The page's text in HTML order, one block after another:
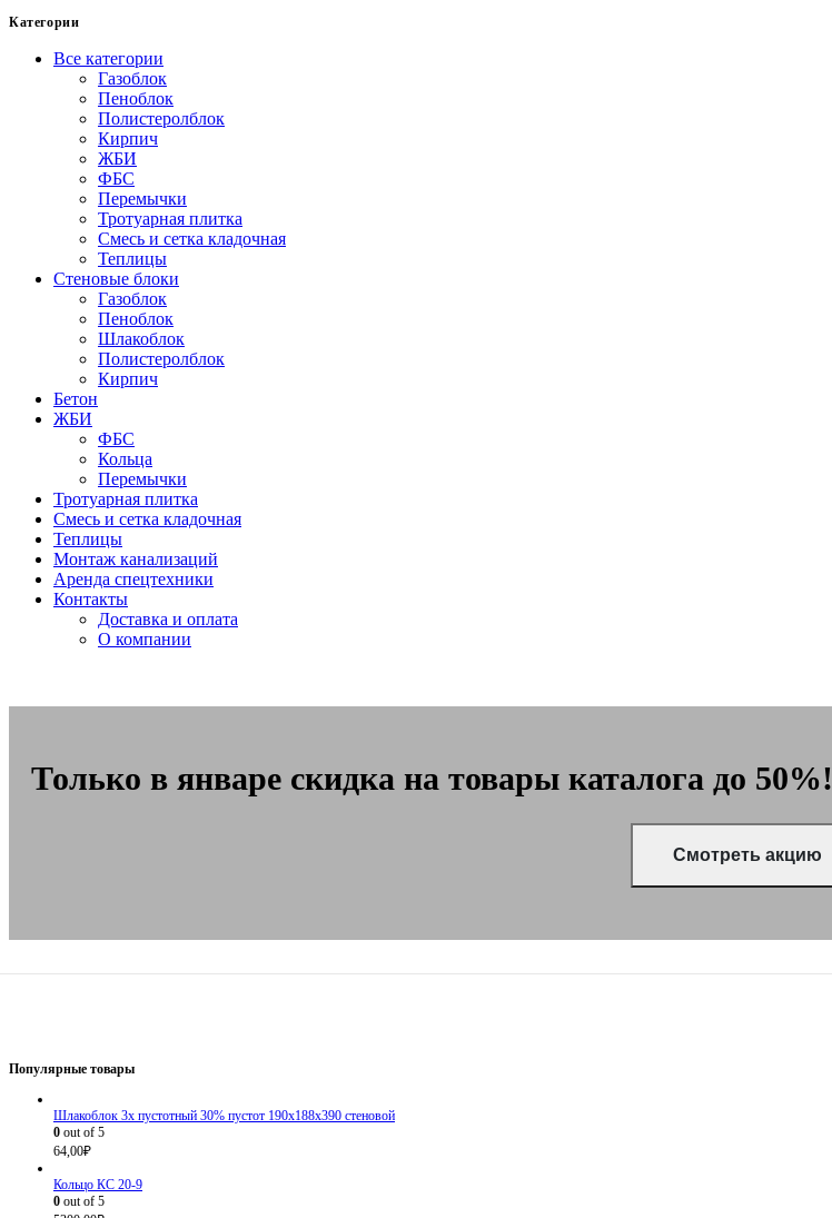
Категории
Все категории
Газоблок
Пеноблок
Полистеролблок
Кирпич
ЖБИ
ФБС
Перемычки
Тротуарная плитка
Смесь и сетка кладочная
Теплицы
Стеновые блоки
Газоблок
Пеноблок
Шлакоблок
Полистеролблок
Кирпич
Бетон
ЖБИ
ФБС
Кольца
Перемычки
Тротуарная плитка
Смесь и сетка кладочная
Теплицы
Монтаж канализаций
Аренда спецтехники
Контакты
Доставка и оплата
О компании
Только в январе скидка на товары каталога до 50%!
Смотреть акцию
Популярные товары
Шлакоблок 3х пустотный 30% пустот 190х188х390 стеновой
0 out of 5
64,00₽
Кольцо КС 20-9
0 out of 5